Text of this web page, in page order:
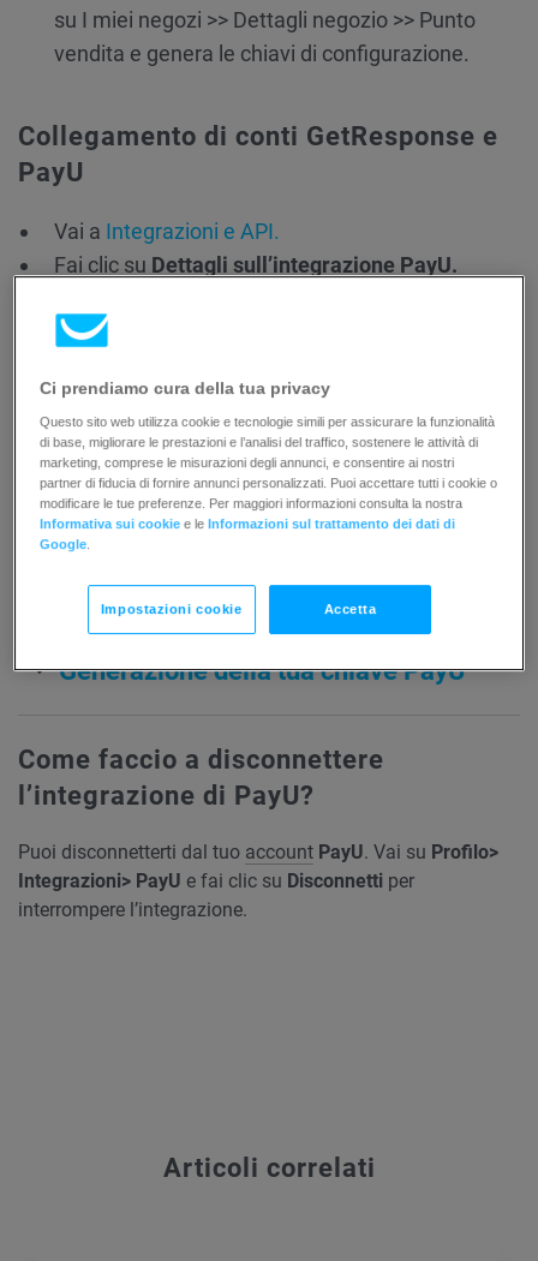
su I miei negozi >> Dettagli negozio >> Punto
vendita e genera le chiavi di configurazione.
Collegamento di conti GetResponse e
PayU
Vai a Integrazioni e API.
Fai clic su Dettagli sull’integrazione PayU.
integrazione.
Aggiungi la tua firma.
Inserisci la tua chiave MD5.
Fai clic suConnetti.
Ora sarai in grado di utilizzare PayU come elaboratore di
Generazione della tua chiave PayU
Come faccio a disconnettere
l’integrazione di PayU?
Puoi disconnetterti dal tuo account PayU. Vai su Profilo>
Integrazioni> PayU e fai clic su Disconnetti per
interrompere l’integrazione.
Articoli correlati
Ci prendiamo cura della tua privacy
Questo sito web utilizza cookie e tecnologie simili per assicurare la funzionalità
di base, migliorare le prestazioni e l’analisi del traffico, sostenere le attività di
marketing, comprese le misurazioni degli annunci, e consentire ai nostri
partner di fiducia di fornire annunci personalizzati. Puoi accettare tutti i cookie o
modificare le tue preferenze. Per maggiori informazioni consulta la nostra
Informativa sui cookie e le Informazioni sul trattamento dei dati di
Google.
Impostazioni cookie Accetta